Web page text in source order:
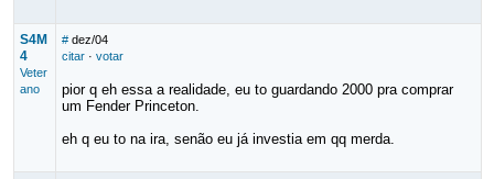
S4M
4
Veter
ano
# dez/04
citar· votar
pior q eh essa a realidade, eu to guardando 2000 pra comprar
um Fender Princeton.
eh q eu to na ira, senão eu já investia em qq merda.